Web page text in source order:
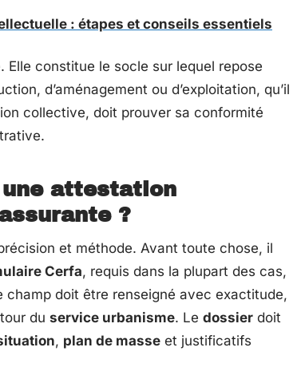
: étapes et conseils essentiels
Elle constitue le socle sur lequel repose
d’aménagement ou d’exploitation, qu’il
collective, doit prouver sa conformité
attestation
?
et méthode. Avant toute chose, il
Cerfa, requis dans la plupart des cas,
doit être renseigné avec exactitude,
du service urbanisme. Le dossier doit
, plan de masse et justificatifs